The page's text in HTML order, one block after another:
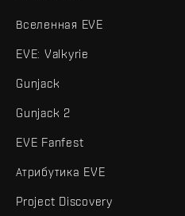
Вселенная EVE
EVE: Valkyrie
Gunjack
Gunjack 2
EVE Fanfest
Атрибутика EVE
Project Discovery